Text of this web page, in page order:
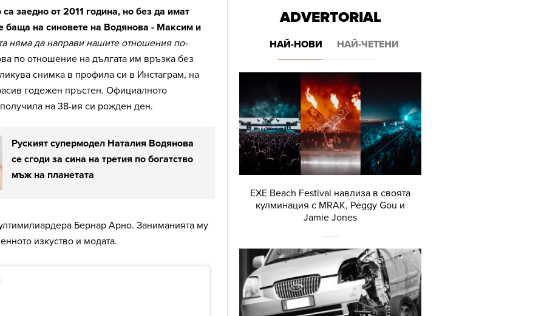
заедно от 2011 година, но без да имат
баща на синовете на Водянова - Максим и
няма да направи нашите отношения по-
по отношение на дългата им връзка без
снимка в профила си в Инстаграм, на
годежен пръстен. Официалното
на 38-ия си рожден ден.
Руският супермодел Наталия Водянова
се сгоди за сина на третия по богатство
мъж на планетата
Бернар Арно. Заниманията му
изкуство и модата.
ADVERTORIAL
НАЙ-НОВИ НАЙ-ЧЕТЕНИ
EXE Beach Festival навлиза в своята
кулминация с MRAK, Peggy Gou и
Jamie Jones